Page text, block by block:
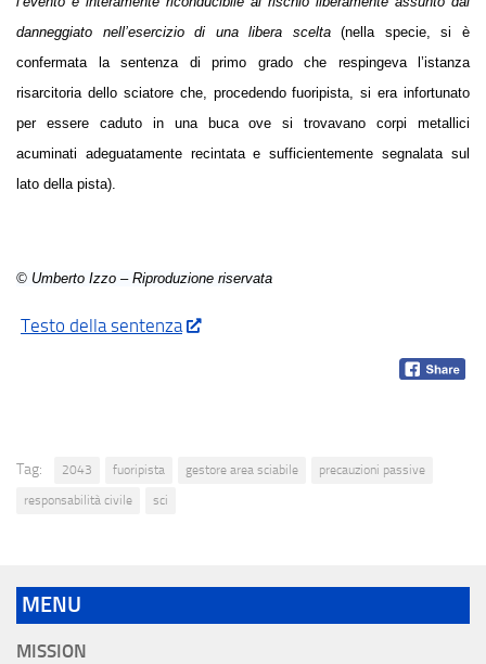
danneggiato nell’esercizio di una libera scelta(nella specie, si è
confermata la sentenza di primo grado che respingeva l’istanza
risarcitoria dello sciatore che, procedendo fuoripista, si era infortunato
per essere caduto in una buca ove si trovavano corpi metallici
acuminati adeguatamente recintata e sufficientemente segnalata sul
lato della pista).
© Umberto Izzo – Riproduzione riservata
Testo della sentenza
Tag: 2043 fuoripista gestore area sciabile
precauzioni passive
responsabilità civile
sci
MENU
MISSION